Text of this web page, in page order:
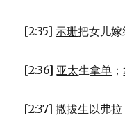
[2:35]示珊把女儿
[2:36] 亚太生拿单 ；
[2:37]撒拔生以弗拉